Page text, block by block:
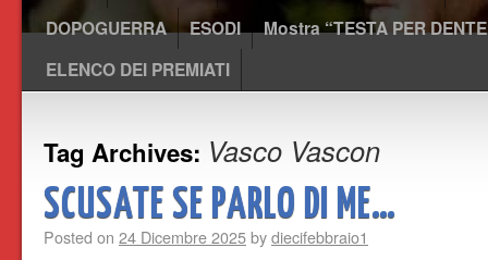
DOPOGUERRA
ESODI
Mostra “TESTA PER
ELENCO DEI PREMIATI
Tag Archives: Vasco Vascon
SCUSATE SE PARLO DI ME…
Posted on 24 Dicembre 2025bydiecifebbraio1